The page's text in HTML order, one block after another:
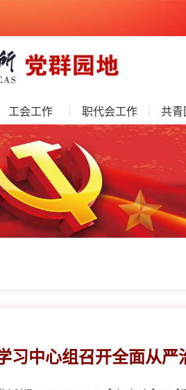
工会工作 职代会工作 共青
习中心组召开全面从严